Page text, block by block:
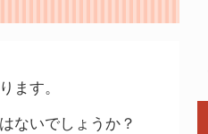
ます。
ないでしょうか？